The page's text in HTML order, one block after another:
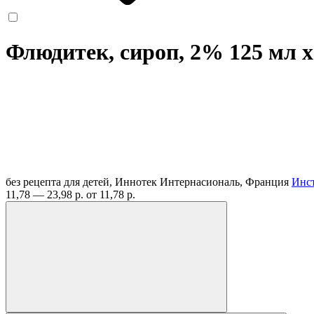
Флюдитек, сироп, 2% 125 мл
без рецепта для детей, Иннотек Интернасиональ, Франция
11,78 — 23,98 р. от 11,78 р.